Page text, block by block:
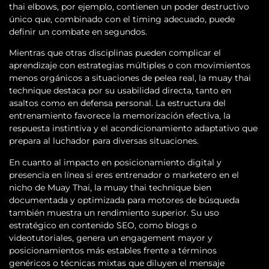
thai elbows, por ejemplo, contienen un poder destructivo
único que, combinado con el timing adecuado, puede
definir un combate en segundos.
Mientras que otras disciplinas pueden complicar el
aprendizaje con estrategias múltiples o con movimientos
menos orgánicos a situaciones de pelea real, la muay thai
technique destaca por su usabilidad directa, tanto en
asaltos como en defensa personal. La estructura del
entrenamiento favorece la memorización efectiva, la
respuesta instintiva y el acondicionamiento adaptativo que
prepara al luchador para diversas situaciones.
En cuanto al impacto en posicionamiento digital y
presencia en línea si eres entrenador o marketero en el
nicho de Muay Thai, la muay thai technique bien
documentada y optimizada para motores de búsqueda
también muestra un rendimiento superior. Su uso
estratégico en contenido SEO, como blogs o
videotutoriales, genera un engagement mayor y
posicionamientos más estables frente a términos
genéricos o técnicas mixtas que diluyen el mensaje